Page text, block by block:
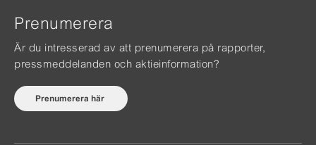
Prenumerera
Är du intresserad av att prenumerera på rapporter,
pressmeddelanden och aktieinformation?
Prenumerera här